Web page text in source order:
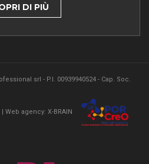
DI PIÙ
srl - P.I. 00939940524 - Cap. Soc.
| Web agency: X-BRAIN